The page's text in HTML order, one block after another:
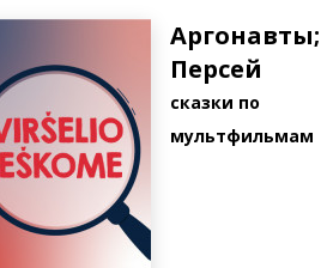
Аргонавты;
Персей
cказки по
мультфильмам